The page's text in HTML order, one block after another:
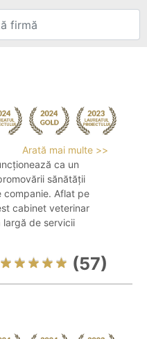
Arată mai multe >>
ca un
sănătății
companie. Aflat pe
cabinet veterinar
largă de servicii
(57)